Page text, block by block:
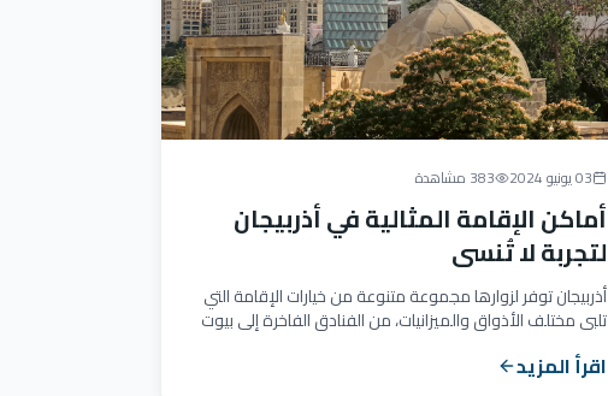
03 يونيو 2024 383 مشاهدة
أماكن الإقامة المثالية في أذربيجان
لتجربة لا تُنسى
أذربيجان توفر لزوارها مجموعة متنوعة من خيارات الإقامة التي
تلبي مختلف الأذواق والميزانيات، من الفنادق الفاخرة إلى بيوت
اقرأ المزيد